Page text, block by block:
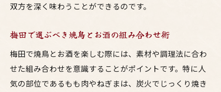
双方を深く味わうことができるのです。
梅田で選ぶべき焼鳥とお酒の組み合わせ術
梅田で焼鳥とお酒を楽しむ際には、素材や調理法に合わ
せた組み合わせを意識することがポイントです。特に人
気の部位であるもも肉やねぎまは、炭火でじっくり焼き